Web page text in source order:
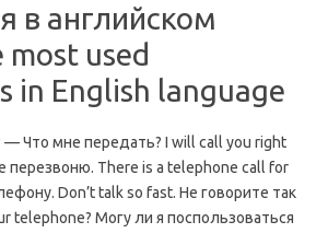
в английском
used
in English language
— Что мне передать? I will call you right
перезвоню. There is a telephone call for
Don’t talk so fast. Не говорите так
telephone? Могу ли я поспользоваться